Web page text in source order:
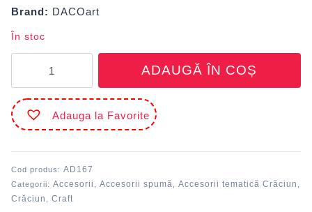
Brand: DACOart
În stoc
Accesorii
craft
-
AD167
Brăduleți
DACO
ADAUGĂ ÎN COȘ
Adauga la Favorite
Cod produs: AD167
Categorii: Accesorii , Accesorii spumă, Accesorii tematică Crăciun ,
Crăciun , Craft